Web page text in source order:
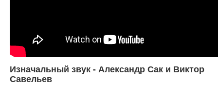
Изначальный звук - Александр Сак и Виктор
Савельев